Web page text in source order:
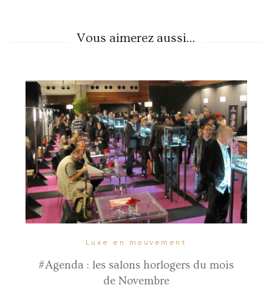
Vous aimerez aussi...
Luxe en mouvement
#Agenda : les salons horlogers du mois
de Novembre